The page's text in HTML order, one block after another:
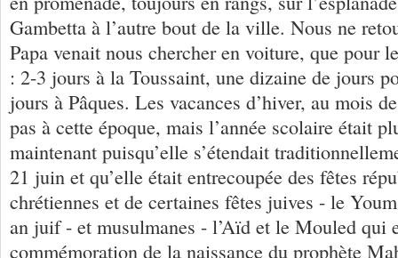
Gambetta à l’autre bout de la ville. Nous ne
Papa venait nous chercher en voiture, que pour
: 2-3 jours à la Toussaint, une dizaine de jours
jours à Pâques. Les vacances d’hiver, au mois
pas à cette époque, mais l’année scolaire était
maintenant puisqu’elle s’étendait
21 juin et qu’elle était entrecoupée des fêtes
chrétiennes et de certaines fêtes juives - le
an juif - et musulmanes - l’Aïd et le Mouled qui
commémoration de la naissance du prophète